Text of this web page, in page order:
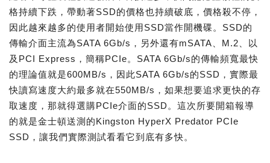
格持續下跌，帶動著SSD的價格也持續破底，價格殺不停，
因此越來越多的使用者開始使用SSD當作開機碟。SSD的
傳輸介面主流為SATA 6Gb/s，另外還有mSATA、M.2、以
及PCI Express，簡稱PCIe。SATA 6Gb/s的傳輸頻寬最快
的理論值就是600MB/s，因此SATA 6Gb/s的SSD，實際最
快讀寫速度大約最多就在550MB/s，如果想要追求更快的存
取速度，那就得選購PCIe介面的SSD。這次所要開箱報導
的就是金士頓送測的Kingston HyperX Predator PCIe
SSD，讓我們實際測試看看它到底有多快。